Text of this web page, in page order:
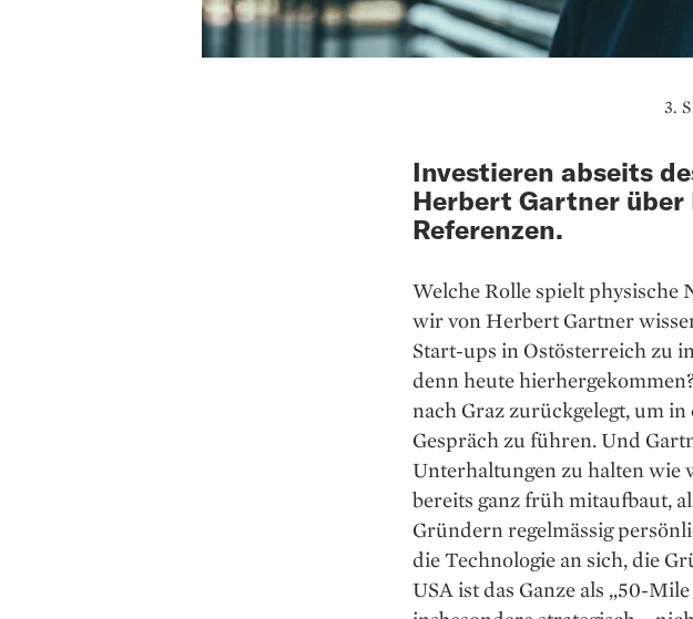
3.
Investieren abseits
Herbert Gartner über
Referenzen.
Welche Rolle spielt physische
wir von Herbert Gartner
Start-ups in Ostösterreich zu
denn heute
nach Graz zurückgelegt, um
Gespräch zu führen. Und
Unterhaltungen zu halten wie
bereits ganz früh mitaufbaut,
Gründern regelmässig
die Technologie an sich, die
USA ist das Ganze als „50-